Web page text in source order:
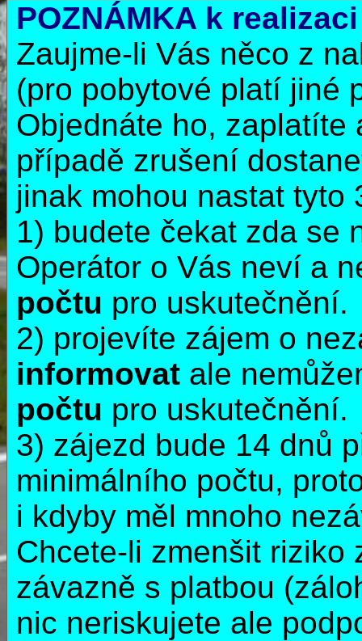
POZNÁMKA k
Zaujme-li Vás něco z
(pro pobytové platí jiné
Objednáte ho, zaplatíte
případě zrušení
jinak mohou nastat tyto
1) budete čekat zda se
Operátor o Vás neví a
počtu pro uskutečnění.
2) projevíte zájem o
informovat ale
počtu pro uskutečnění.
3) zájezd bude 14 dnů
minimálního počtu,
i kdyby měl mnoho
Chcete-li zmenšit riziko
závazně s platbou
nic neriskujete ale